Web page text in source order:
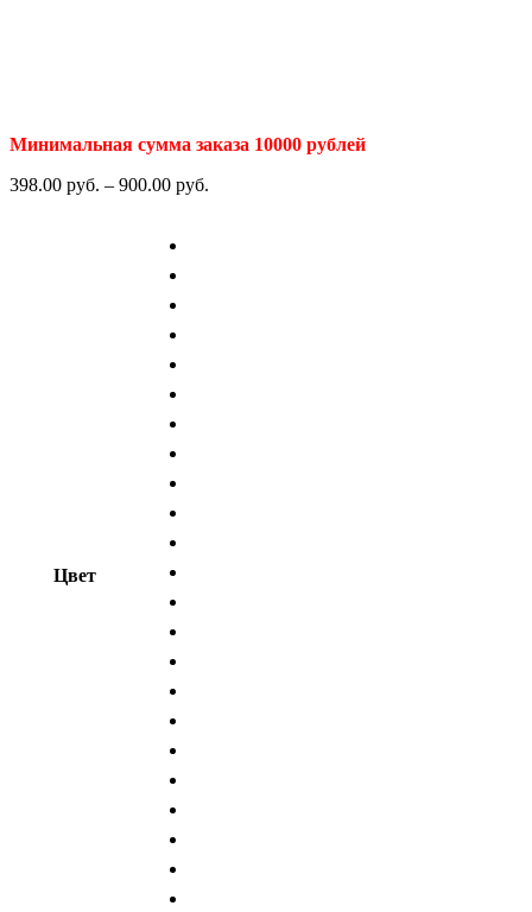
Минимальная сумма заказа 10000 рублей
398.00 руб. – 900.00 руб.
Цвет